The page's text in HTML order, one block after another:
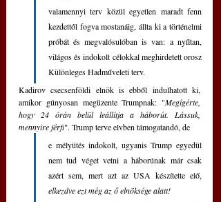
valamennyi terv közül egyetlen maradt fenn
kezdettől fogva mostanáig, állta ki a történelmi
próbát és megvalósulóban is van: a nyíltan,
világos és indokolt célokkal meghirdetett orosz
Különleges Hadműveleti terv.
Kadirov csecsenföldi elnök is ebből indulhatott ki,
amikor gúnyosan megüzente Trumpnak: "Megígérte,
hogy 24 órán belül leállítja a háborút. Lássuk,
mennyire férfi". Trump terve elvben támogatandó, de
e mélyütés indokolt, ugyanis Trump egyedül
nem tud véget vetni a háborúnak már csak
elkezdve ezt még az ő elnöksége alatt!